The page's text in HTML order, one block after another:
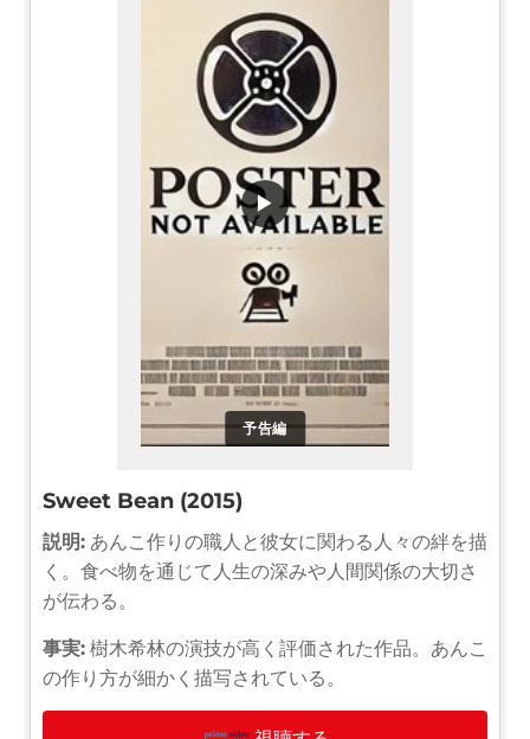
予告編
▶
Sweet Bean (2015)
説明: あんこ作りの職人と彼女に関わる人々の絆を描
く。食べ物を通じて人生の深みや人間関係の大切さ
が伝わる。
事実: 樹木希林の演技が高く評価された作品。あんこ
の作り方が細かく描写されている。